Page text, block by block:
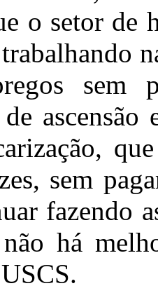
o setor de
sem
ascensão
sem
fazendo
não há